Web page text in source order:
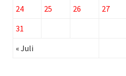
24
25 26 27
31
« Juli